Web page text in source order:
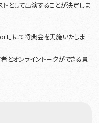
として出演することが決定しま
」にて特典会を実施いたしま
とオンライントークができる景